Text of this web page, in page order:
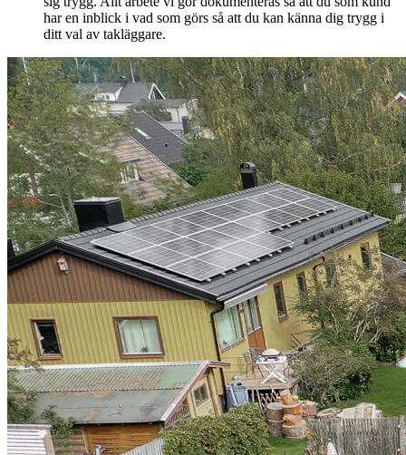
har en inblick i vad som görs så att du kan känna dig trygg i
ditt val av takläggare.